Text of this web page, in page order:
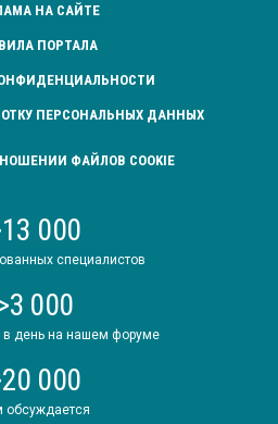
НА САЙТЕ
ПОРТАЛА
ПЕРСОНАЛЬНЫХ ДАННЫХ
ФАЙЛОВ COOKIE
000
специалистов
000
в день на нашем форуме
000
обсуждается